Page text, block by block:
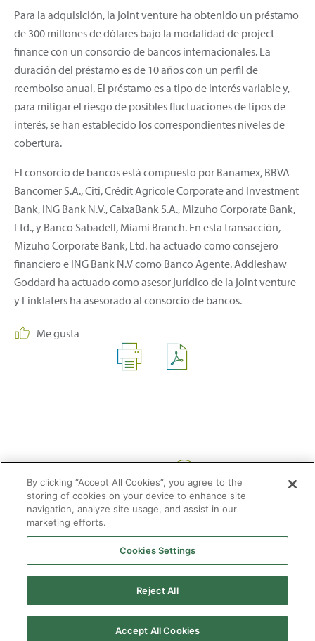
Para la adquisición, la joint venture ha obtenido un préstamo
de 300 millones de dólares bajo la modalidad de project
finance con un consorcio de bancos internacionales. La
duración del préstamo es de 10 años con un perfil de
reembolso anual. El préstamo es a tipo de interés variable y,
para mitigar el riesgo de posibles fluctuaciones de tipos de
interés, se han establecido los correspondientes niveles de
cobertura.
El consorcio de bancos está compuesto por Banamex, BBVA
Bancomer S.A., Citi, Crédit Agricole Corporate and Investment
Bank, ING Bank N.V., CaixaBank S.A., Mizuho Corporate Bank,
Ltd., y Banco Sabadell, Miami Branch. En esta transacción,
Mizuho Corporate Bank, Ltd. ha actuado como consejero
financiero e ING Bank N.V como Banco Agente. Addleshaw
Goddard ha actuado como asesor jurídico de la joint venture
y Linklaters ha asesorado al consorcio de bancos.
Me gusta
By clicking “Accept All Cookies”, you agree to the
storing of cookies on your device to enhance site
navigation, analyze site usage, and assist in our
marketing efforts.
Cookies Settings
Reject All
Accept All Cookies